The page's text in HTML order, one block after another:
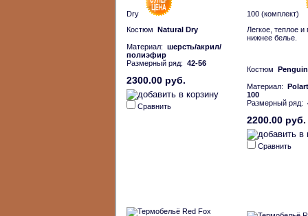
Dry
Костюм Natural Dry
Материал: шерсть/акрил/
полиэфир
Размерный ряд: 42-56
2300.00 руб.
Сравнить
100 (комплект)
Легкое, теплое и
нижнее белье.
Костюм
Материал:
100
Размерный ряд:
2200.00 руб.
Сравнить